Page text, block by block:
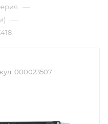
—
—
000023507